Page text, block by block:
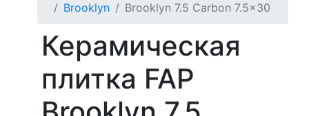
Brooklyn
Brooklyn 7.5 Carbon 7.5x30
Керамическая
плитка FAP